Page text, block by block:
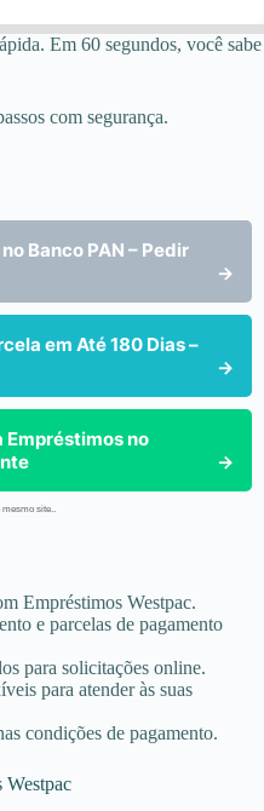
Em 60 segundos, você sabe
com segurança.
Banco PAN – Pedir
→
em Até 180 Dias –
→
no
→
mesmo site..
Empréstimos Westpac.
e parcelas de pagamento
para solicitações online.
para atender às suas
condições de pagamento.
Westpac